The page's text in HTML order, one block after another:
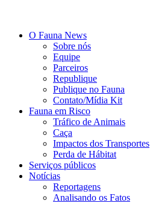
O Fauna News
Sobre nós
Equipe
Parceiros
Republique
Publique no Fauna
Contato/Mídia Kit
Fauna em Risco
Tráfico de Animais
Caça
Impactos dos Transportes
Perda de Hábitat
Serviços públicos
Notícias
Reportagens
Analisando os Fatos